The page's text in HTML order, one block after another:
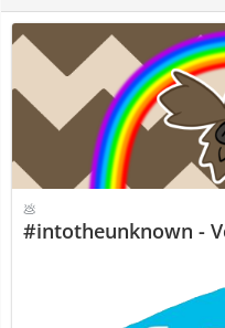
💩
#intotheunknown -